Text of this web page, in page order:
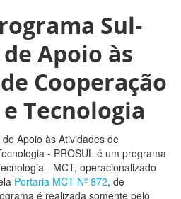
Sul-
Apoio às
Cooperação
Tecnologia
Apoio às Atividades de
- PROSUL é um programa
- MCT, operacionalizado
Portaria MCT Nº 872, de
é realizada somente pelo